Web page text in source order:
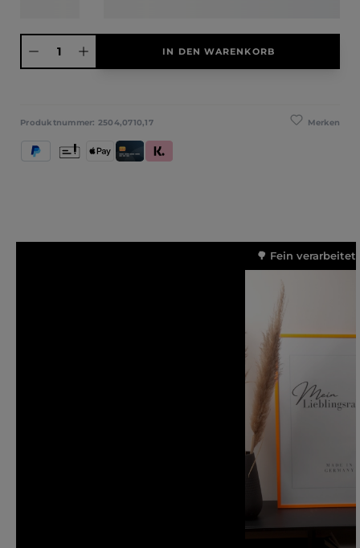
IN DEN WARENKORB
Merken
Produktnummer: 2504,0710,17
PayPal Apple PayKredit- und Debitkarte
Klarna (Rechnung / Ratenkauf / Sofort)
Vorkasse
🌳 Fein